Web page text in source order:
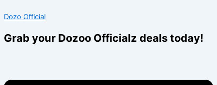
to
Dozo Official
Grab your Dozoo Officialz deals today!